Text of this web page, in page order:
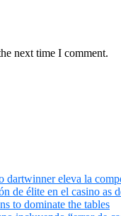
next time I comment.
dartwinner eleva la
de élite en el casino as
to dominate the tables